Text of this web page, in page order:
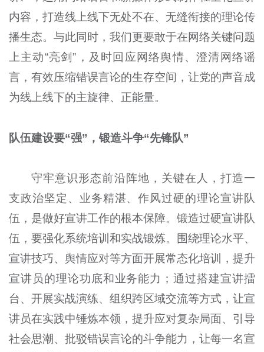
内容，打造线上线下无处不在、无缝衔接的理论传
播生态。与此同时，我们更要敢于在网络关键问题
上主动“亮剑”，及时回应网络舆情、澄清网络谣
言，有效压缩错误言论的生存空间，让党的声音成
为线上线下的主旋律、正能量。
队伍建设要“强”，锻造斗争“先锋队”
守牢意识形态前沿阵地，关键在人，打造一
支政治坚定、业务精湛、作风过硬的理论宣讲队
伍，是做好宣讲工作的根本保障。锻造过硬宣讲队
伍，要强化系统培训和实战锻炼。围绕理论水平、
宣讲技巧、舆情应对等方面开展常态化培训，提升
宣讲员的理论功底和业务能力；通过搭建宣讲擂
台、开展实战演练、组织跨区域交流等方式，让宣
讲员在实践中锤炼本领，提升应对复杂局面、引导
社会思潮、批驳错误言论的斗争能力，让每一名宣